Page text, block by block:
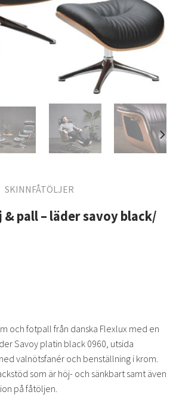
SKINNFÅTÖLJER
pall – läder savoy black/
och fotpall från danska Flexlux med en
Savoy platin black 0960, utsida
valnötsfanér och benställning i krom.
som är höj- och sänkbart samt även
på fåtöljen.